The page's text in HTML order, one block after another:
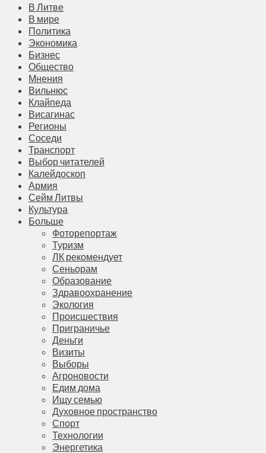
В Литве
В мире
Политика
Экономика
Бизнес
Общество
Мнения
Вильнюс
Клайпеда
Висагинас
Регионы
Соседи
Транспорт
Выбор читателей
Калейдоскоп
Армия
Сейм Литвы
Культура
Больше
Фоторепортаж
Туризм
ЛК рекомендует
Сеньорам
Образование
Здравоохранение
Экология
Происшествия
Приграничье
Деньги
Визиты
Выборы
Агроновости
Едим дома
Ищу семью
Духовное пространство
Спорт
Технологии
Энергетика